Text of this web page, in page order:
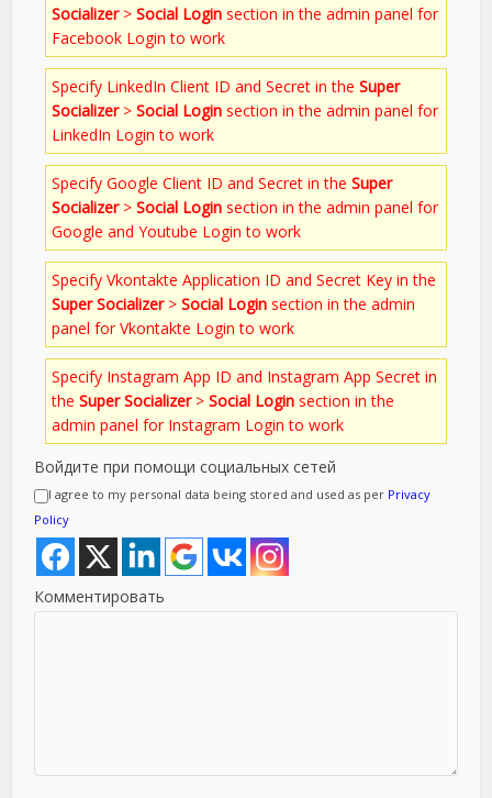
Socializer>Social Login section in the admin panel for
Facebook Login to work
Specify LinkedIn Client ID and Secret in theSuper
Socializer>Social Login section in the admin panel for
LinkedIn Login to work
Specify Google Client ID and Secret in theSuper
Socializer>Social Login section in the admin panel for
Google and Youtube Login to work
Specify Vkontakte Application ID and Secret Key in the
Super Socializer>Social Login section in the admin
panel for Vkontakte Login to work
Specify Instagram App ID and Instagram App Secret in
theSuper Socializer>Social Login section in the
admin panel for Instagram Login to work
Войдите при помощи социальных сетей
I agree to my personal data being stored and used as per Privacy
Policy
Комментировать